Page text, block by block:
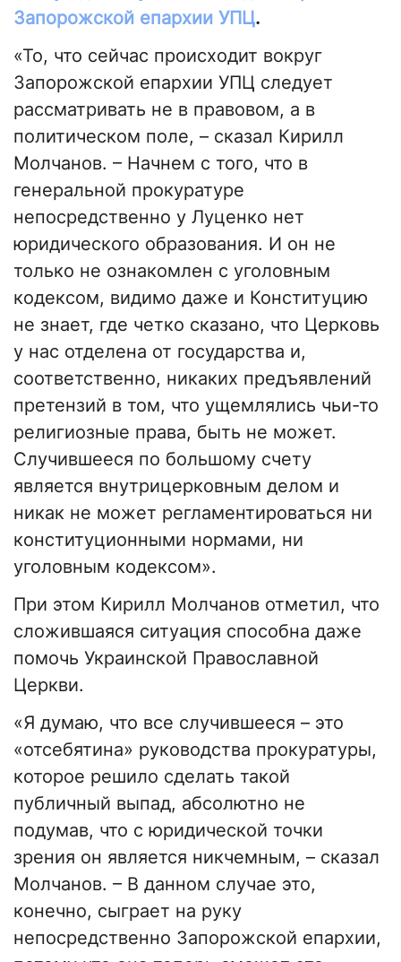
Запорожской епархии УПЦ.
«То, что сейчас происходит вокруг
Запорожской епархии УПЦ следует
рассматривать не в правовом, а в
политическом поле, – сказал Кирилл
Молчанов. – Начнем с того, что в
генеральной прокуратуре
непосредственно у Луценко нет
юридического образования. И он не
только не ознакомлен с уголовным
кодексом, видимо даже и Конституцию
не знает, где четко сказано, что Церковь
у нас отделена от государства и,
соответственно, никаких предъявлений
претензий в том, что ущемлялись чьи-то
религиозные права, быть не может.
Случившееся по большому счету
является внутрицерковным делом и
никак не может регламентироваться ни
конституционными нормами, ни
уголовным кодексом».
При этом Кирилл Молчанов отметил, что
сложившаяся ситуация способна даже
помочь Украинской Православной
Церкви.
«Я думаю, что все случившееся – это
«отсебятина» руководства прокуратуры,
которое решило сделать такой
публичный выпад, абсолютно не
подумав, что с юридической точки
зрения он является никчемным, – сказал
Молчанов. – В данном случае это,
конечно, сыграет на руку
непосредственно Запорожской епархии,